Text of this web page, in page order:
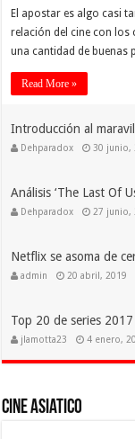
El apostar es algo casi
relación del cine con los
una cantidad de buenas
Read More »
Introducción al
Dehparadox 30 junio,
Análisis ‘The Last Of
Dehparadox 27 junio,
Netflix se asoma de
admin 20 abril, 2019
Top 20 de series 2017
jlamotta23 4 enero,
Cine Asiatico